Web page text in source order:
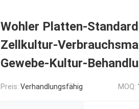
Wohler Platten-
Zellkultur-
Gewebe-Kultur-
Preis: Verhandlungsfähig MOQ: